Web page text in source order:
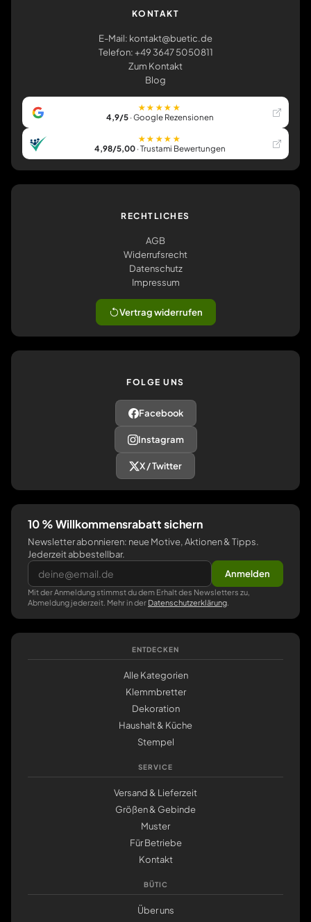
KONTAKT
E-Mail: kontakt@buetic.de
Telefon: +49 3647 5050811
Zum Kontakt
Blog
★★★★★
4,9/5· Google Rezensionen
★★★★★
4,98/5,00· Trustami Bewertungen
RECHTLICHES
AGB
Widerrufsrecht
Datenschutz
Impressum
Vertrag widerrufen
FOLGE UNS
Facebook
Instagram
X / Twitter
10 % Willkommensrabatt sichern
Newsletter abonnieren: neue Motive, Aktionen & Tipps.
Jederzeit abbestellbar.
Anmelden
Mit der Anmeldung stimmst du dem Erhalt des Newsletters zu,
Abmeldung jederzeit. Mehr in der Datenschutzerklärung
ENTDECKEN
Alle Kategorien
Klemmbretter
Dekoration
Haushalt & Küche
Stempel
SERVICE
Versand & Lieferzeit
Größen & Gebinde
Muster
Für Betriebe
Kontakt
BÜTIC
Über uns